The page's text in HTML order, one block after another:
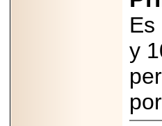
Es
y